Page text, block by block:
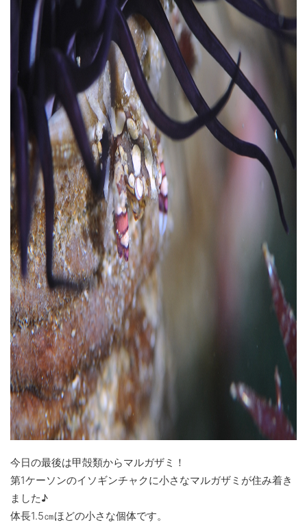
今日の最後は甲殻類からマルガザミ！
第1ケーソンのイソギンチャクに小さなマルガザミが住み着き
ました♪
体長1.5㎝ほどの小さな個体です。